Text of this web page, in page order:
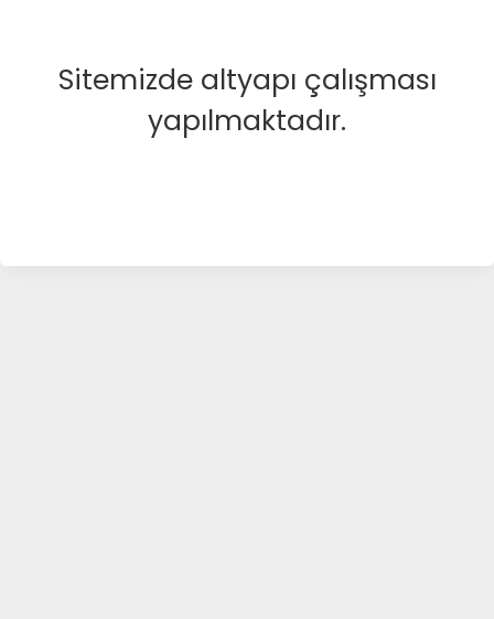
Sitemizde altyapı çalışması
yapılmaktadır.